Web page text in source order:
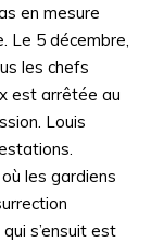
en mesure
Le 5 décembre,
les chefs
est arrêtée au
Louis
les gardiens
s’ensuit est